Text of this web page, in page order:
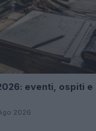
eventi, ospiti e
2026